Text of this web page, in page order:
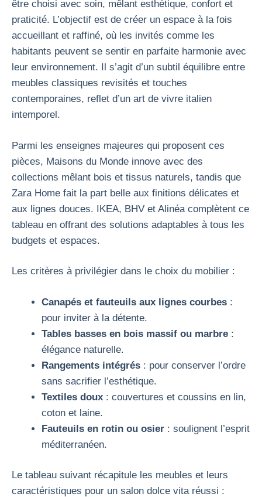
être choisi avec soin, mêlant esthétique, confort et
praticité. L’objectif est de créer un espace à la fois
accueillant et raffiné, où les invités comme les
habitants peuvent se sentir en parfaite harmonie avec
leur environnement. Il s’agit d’un subtil équilibre entre
meubles classiques revisités et touches
contemporaines, reflet d’un art de vivre italien
intemporel.
Parmi les enseignes majeures qui proposent ces
pièces, Maisons du Monde innove avec des
collections mêlant bois et tissus naturels, tandis que
Zara Home fait la part belle aux finitions délicates et
aux lignes douces. IKEA, BHV et Alinéa complètent ce
tableau en offrant des solutions adaptables à tous les
budgets et espaces.
Les critères à privilégier dans le choix du mobilier :
Canapés et fauteuils aux lignes courbes :
pour inviter à la détente.
Tables basses en bois massif ou marbre :
élégance naturelle.
Rangements intégrés : pour conserver l’ordre
sans sacrifier l’esthétique.
Textiles doux : couvertures et coussins en lin,
coton et laine.
Fauteuils en rotin ou osier : soulignent l’esprit
méditerranéen.
Le tableau suivant récapitule les meubles et leurs
caractéristiques pour un salon dolce vita réussi :